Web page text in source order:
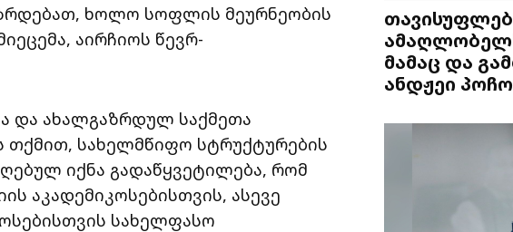
ხოლო სოფლის მეურნეობის
აირჩიოს წევრ-
და ახალგაზრდულ საქმეთა
თქმით, სახელმწიფო სტრუქტურების
იქნა გადაწყვეტილება, რომ
აკადემიკოსებისთვის, ასევე
სახელფასო
მამაც და
ანდჟეი